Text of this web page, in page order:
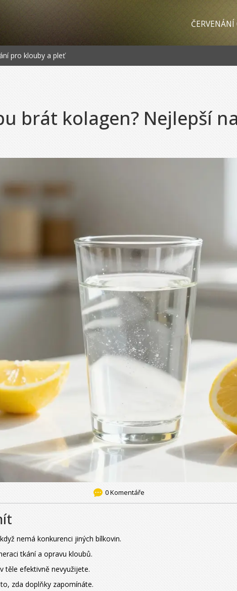
ČERVENÁNÍ
pro klouby a pleť
brát kolagen? Nejlepší
0 Komentáře
nemá konkurenci jiných bílkovin.
tkání a opravu kloubů.
těle efektivně nevyužijete.
zda doplňky zapomínáte.